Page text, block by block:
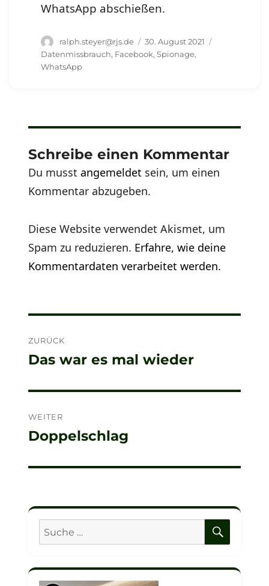
WhatsApp abschießen.
Autor
ralph.steyer@rjs.de
Veröffentlicht
am
30. August 2021
Datenmissbrauch, Facebook,Spionage,
WhatsApp
Schreibe einen Kommentar
Du musstangemeldet sein, um einen
Kommentar abzugeben.
Diese Website verwendet Akismet, um
Spam zu reduzieren. Erfahre, wie deine
Kommentardaten verarbeitet werden.
ZURÜCK
Vorheriger
Das war es mal wieder
WEITER
Nächster
Doppelschlag
Suche
nach: